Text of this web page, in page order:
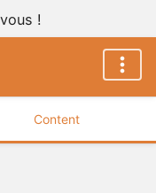
!
Content